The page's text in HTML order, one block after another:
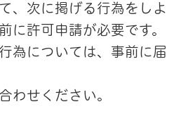
、次に掲げる行為をしよ
に許可申請が必要です。
為については、事前に届
わせください。